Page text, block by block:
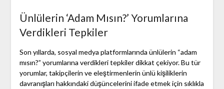
Ünlülerin ‘Adam Mısın?’ Yorumlarına
Verdikleri Tepkiler
Son yıllarda, sosyal medya platformlarında ünlülerin “adam
mısın?” yorumlarına verdikleri tepkiler dikkat çekiyor. Bu tür
yorumlar, takipçilerin ve eleştirmenlerin ünlü kişiliklerin
davranışları hakkındaki düşüncelerini ifade etmek için sıklıkla